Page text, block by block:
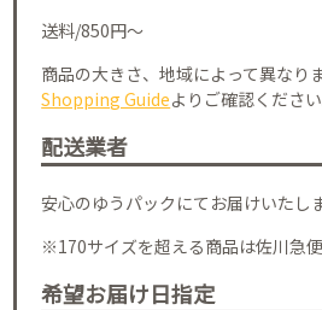
送料/850円～
商品の大きさ、地域によって異なり
Shopping Guideよりご確認ください
配送業者
安心のゆうパックにてお届けいたしま
※170サイズを超える商品は佐川急便
希望お届け日指定